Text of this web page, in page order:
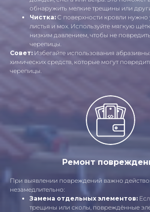
обнаружить мелкие трещины или
Чистка: С поверхности кровли нужно
листья и мох. Используйте мягкую
низким давлением, чтобы не
черепицы.
Совет: Избегайте использования
химических средств, которые могут
черепицы.
Ремонт
При выявлении повреждений важно
незамедлительно:
Замена отдельных элементов:
трещины или сколы, повреждённые